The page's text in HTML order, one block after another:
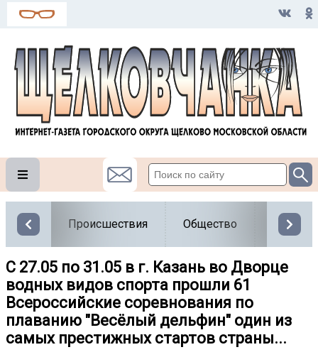
Происшествия Общество Власть
С 27.05 по 31.05 в г. Казань во Дворце
водных видов спорта прошли 61
Всероссийские соревнования по
плаванию "Весёлый дельфин" один из
самых престижных стартов страны...